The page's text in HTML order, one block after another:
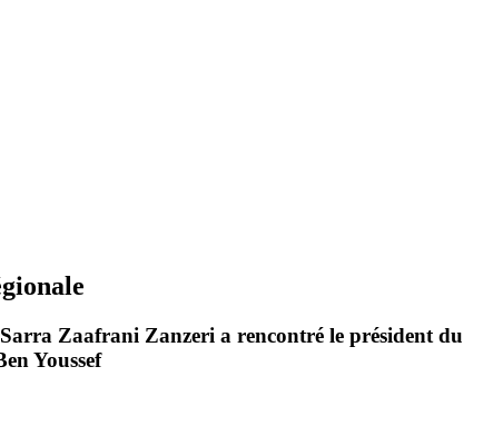
Sarra Zaafrani Zanzeri a rencontré le président du
Youssef